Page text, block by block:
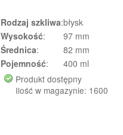
i
g
a
Rodzaj szkliwa:błysk
Wysokość:
97 mm
Średnica:
82 mm
Pojemność:
400 ml
Produkt dostępny
Ilość w magazynie: 1600